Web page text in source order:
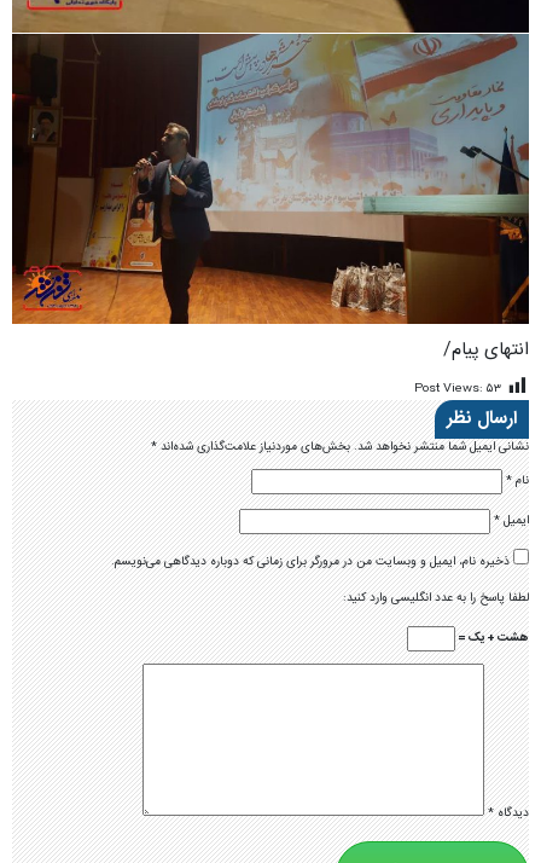
انتهای پیام/
Post Views: ۵۳
ارسال نظر
نشانی ایمیل شما منتشر نخواهد شد.بخش‌های موردنیاز علامت‌گذاری شده‌اند*
نام*
ایمیل*
ذخیره نام، ایمیل و وبسایت من در مرورگر برای زمانی که دوباره دیدگاهی می‌نویسم.
لطفا پاسخ را به عدد انگلیسی وارد کنید:
هشت + یک =
دیدگاه*